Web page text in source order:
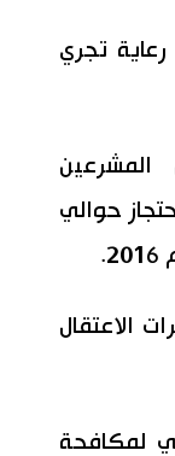
رعاية تجري
المشرعين
حوالي
الاعتقال
لمكافحة